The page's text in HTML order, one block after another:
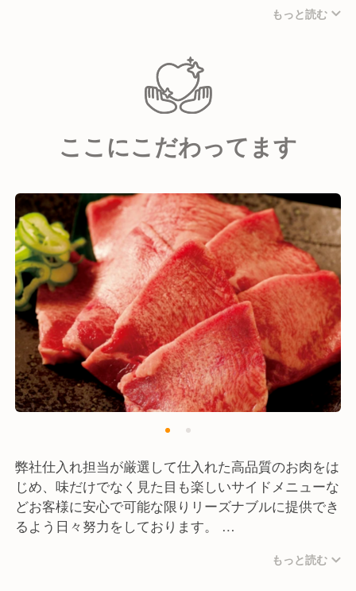
もっと読む
ここにこだわってます
弊社仕入れ担当が厳選して仕入れた高品質のお肉をは
じめ、味だけでなく見た目も楽しいサイドメニューな
どお客様に安心で可能な限りリーズナブルに提供でき
るよう日々努力をしております。
だいたお客様が楽しくお食事をして満足してもらえる
もっと読む